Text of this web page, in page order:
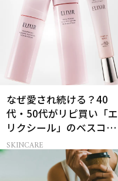
なぜ愛され続ける？40
代・50代がリピ買い「エ
リクシール」のベスコス
受賞名品3選
SKINCARE